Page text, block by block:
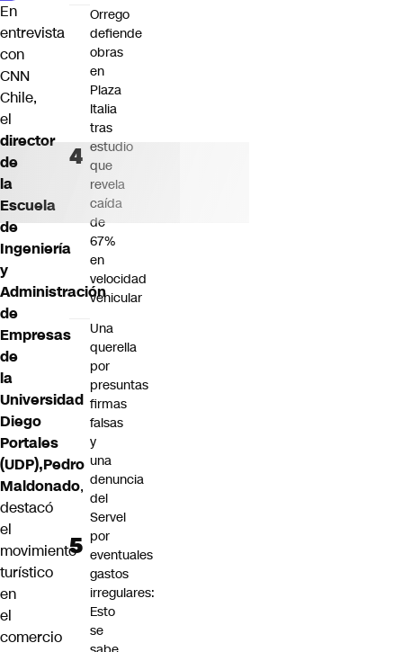
En
entrevista
con
CNN
Chile,
el
director
de
la
Escuela
de
Ingeniería
y
Administración
de
Empresas
de
la
Universidad
Diego
Portales
(UDP),Pedro
Maldonado,
destacó
el
movimiento
turístico
en
el
comercio
Orrego
defiende
obras
en
Plaza
Italia
tras
estudio
que
revela
caída
de
67%
en
velocidad
vehicular
Una
querella
por
presuntas
firmas
falsas
y
una
denuncia
del
Servel
por
eventuales
gastos
irregulares:
Esto
se